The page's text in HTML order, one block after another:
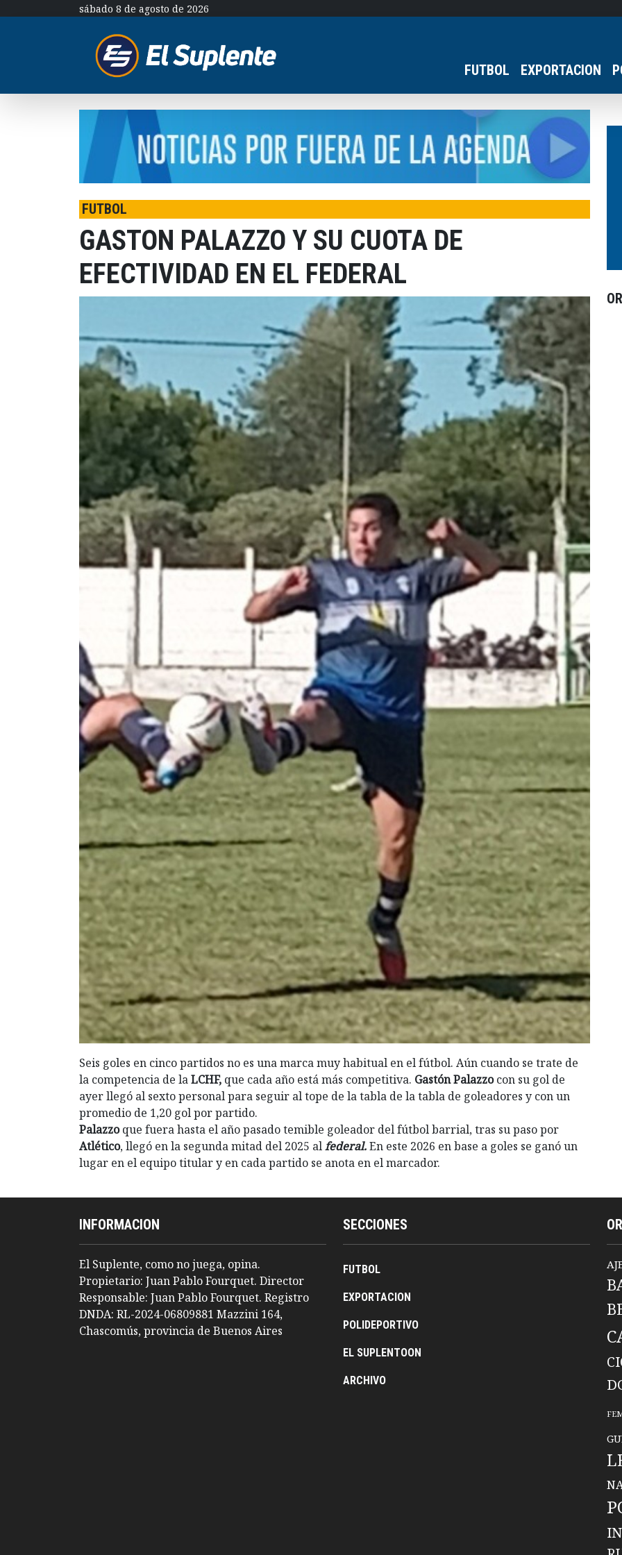
sábado 8 de agosto de 2026
FUTBOL EXPORTACION
FUTBOL
GASTON PALAZZO Y SU CUOTA DE
EFECTIVIDAD EN EL FEDERAL
Seis goles en cinco partidos no es una marca muy habitual en el fútbol. Aún cuando se trate de
la competencia de laLCHF, que cada año está más competitiva. Gastón Palazzocon su gol de
ayer llegó al sexto personal para seguir al tope de la tabla de la tabla de goleadores y con un
promedio de 1,20 gol por partido.
Palazzoque fuera hasta el año pasado temible goleador del fútbol barrial, tras su paso por
Atlético, llegó en la segunda mitad del 2025 alfederal.En este 2026 en base a goles se ganó un
lugar en el equipo titular y en cada partido se anota en el marcador.
INFORMACION
El Suplente, como no juega, opina.
Propietario: Juan Pablo Fourquet. Director
Responsable: Juan Pablo Fourquet. Registro
DNDA: RL-2024-06809881 Mazzini 164,
Chascomús, provincia de Buenos Aires
SECCIONES
FUTBOL
EXPORTACION
POLIDEPORTIVO
EL SUPLENTOON
ARCHIVO